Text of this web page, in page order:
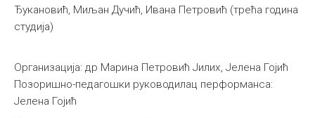
Ђукановић, Миљан Дучић, Ивана Петровић (трећа година
студија)
Организација: др Марина Петровић Јилих, Јелена Гојић
Позоришно-педагошки руководилац перформанса:
Јелена Гојић